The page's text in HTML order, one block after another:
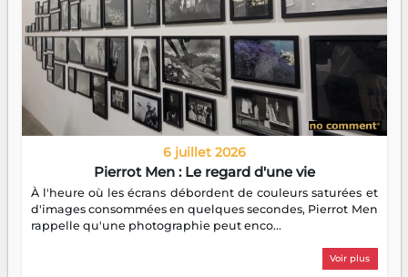
6 juillet 2026
Pierrot Men : Le regard d'une vie
À l'heure où les écrans débordent de couleurs saturées et
d'images consommées en quelques secondes, Pierrot Men
rappelle qu'une photographie peut enco...
Voir plus